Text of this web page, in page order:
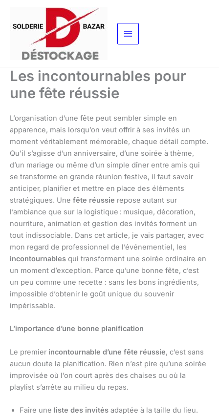
contenu
Les incontournables pour
une fête réussie
L’organisation d’une fête peut sembler simple en
apparence, mais lorsqu’on veut offrir à ses invités un
moment véritablement mémorable, chaque détail compte.
Qu’il s’agisse d’un anniversaire, d’une soirée à thème,
d’un mariage ou même d’un simple dîner entre amis qui
se transforme en grande réunion festive, il faut savoir
anticiper, planifier et mettre en place des éléments
stratégiques. Une fête réussie repose autant sur
l’ambiance que sur la logistique : musique, décoration,
nourriture, animation et gestion des invités forment un
tout indissociable. Dans cet article, je vais partager, avec
mon regard de professionnel de l’événementiel, les
incontournables qui transforment une soirée ordinaire en
un moment d’exception. Parce qu’une bonne fête, c’est
un peu comme une recette : sans les bons ingrédients,
impossible d’obtenir le goût unique du souvenir
impérissable.
L’importance d’une bonne planification
Le premier incontournable d’une fête réussie, c’est sans
aucun doute la planification. Rien n’est pire qu’une soirée
improvisée où l’on court après des chaises ou où la
playlist s’arrête au milieu du repas.
Faire une liste des invités adaptée à la taille du lieu.